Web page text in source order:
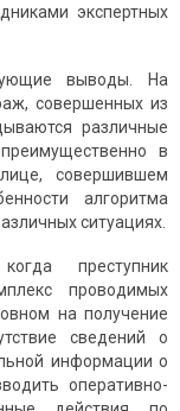
экспертных
выводы. На
совершенных из
различные
в
совершившем
алгоритма
ситуациях.
преступник
проводимых
на получение
сведений о
информации о
оперативно-